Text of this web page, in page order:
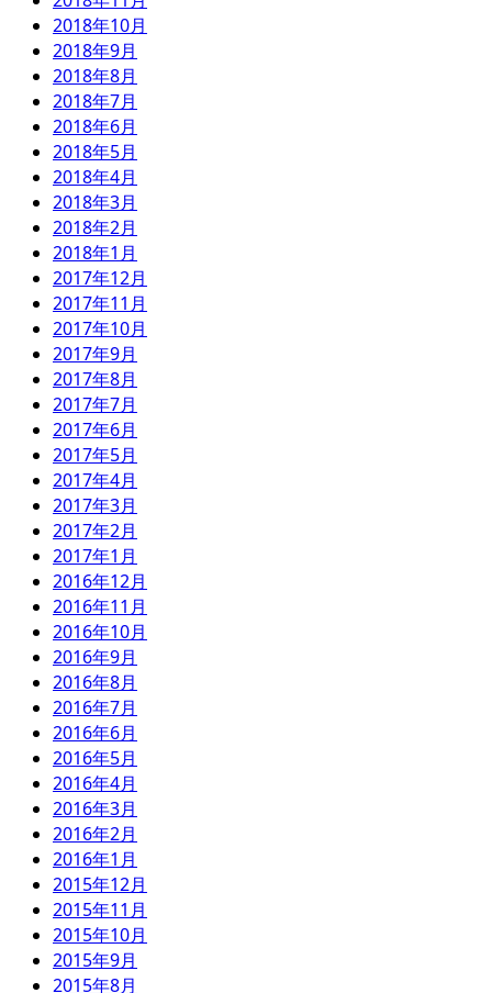
2018年10月
2018年9月
2018年8月
2018年7月
2018年6月
2018年5月
2018年4月
2018年3月
2018年2月
2018年1月
2017年12月
2017年11月
2017年10月
2017年9月
2017年8月
2017年7月
2017年6月
2017年5月
2017年4月
2017年3月
2017年2月
2017年1月
2016年12月
2016年11月
2016年10月
2016年9月
2016年8月
2016年7月
2016年6月
2016年5月
2016年4月
2016年3月
2016年2月
2016年1月
2015年12月
2015年11月
2015年10月
2015年9月
2015年8月